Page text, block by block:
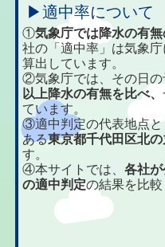
▶適中率について
①気象庁では降水の有
社の「適中率」は気象
算出しています。
②気象庁では、その日の
以上降水の有無を比べ、
ています。
③適中判定の代表地点
ある東京都千代田区北
す。
④本サイトでは、各社
の適中判定の結果を比較